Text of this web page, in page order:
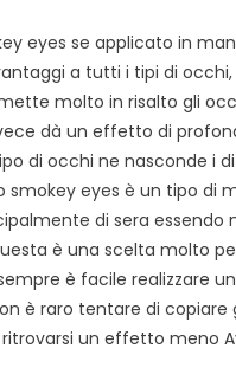
eyes se applicato in
a tutti i tipi di
molto in risalto gli
dà un effetto di
di occhi ne nasconde i
smokey eyes è un tipo di
di sera
è una scelta molto
è facile realizzare
è raro tentare di copiare
un effetto meno